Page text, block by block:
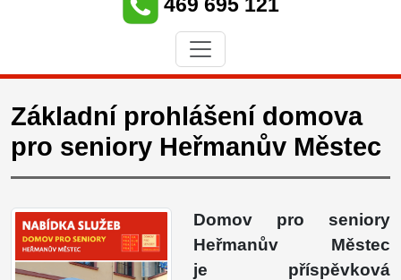
Základní prohlášení domova
pro seniory Heřmanův Městec
Domov pro seniory
Heřmanův Městec
je příspěvková